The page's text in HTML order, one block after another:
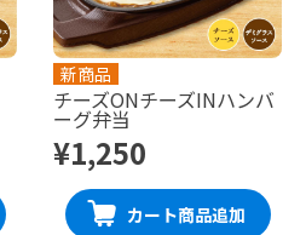
新商品
チーズONチーズINハンバ
ーグ弁当
¥1,250
カート商品追加